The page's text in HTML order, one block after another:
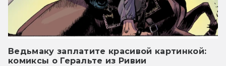
Ведьмаку заплатите красивой картинкой:
комиксы о Геральте из Ривии